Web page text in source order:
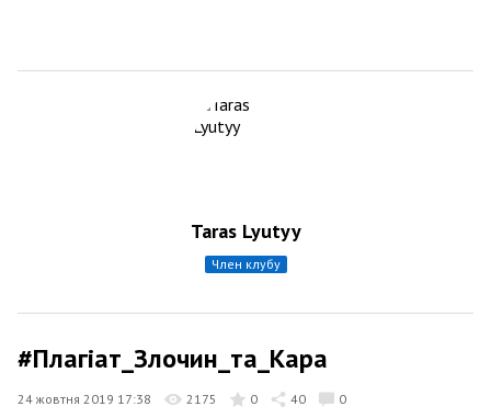
Taras Lyutyy
член клубу
#Плагіат_Злочин_та_Кара
24 жовтня 2019 17:38 2175 0 40 0